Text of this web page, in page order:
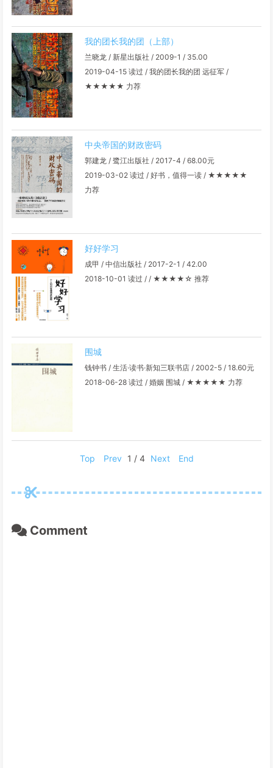
我的团长我的团（上部）
兰晓龙 / 新星出版社 / 2009-1 / 35.00
2019-04-15 读过 / 我的团长我的团 远征军 /
★★★★★ 力荐
中央帝国的财政密码
郭建龙 / 鹭江出版社 / 2017-4 / 68.00元
2019-03-02 读过 / 好书，值得一读 / ★★★★★
力荐
好好学习
成甲 / 中信出版社 / 2017-2-1 / 42.00
2018-10-01 读过 / / ★★★★☆ 推荐
围城
钱钟书 / 生活·读书·新知三联书店 / 2002-5 / 18.60元
2018-06-28 读过 / 婚姻 围城 / ★★★★★ 力荐
Top Prev 1 / 4 Next End
Comment